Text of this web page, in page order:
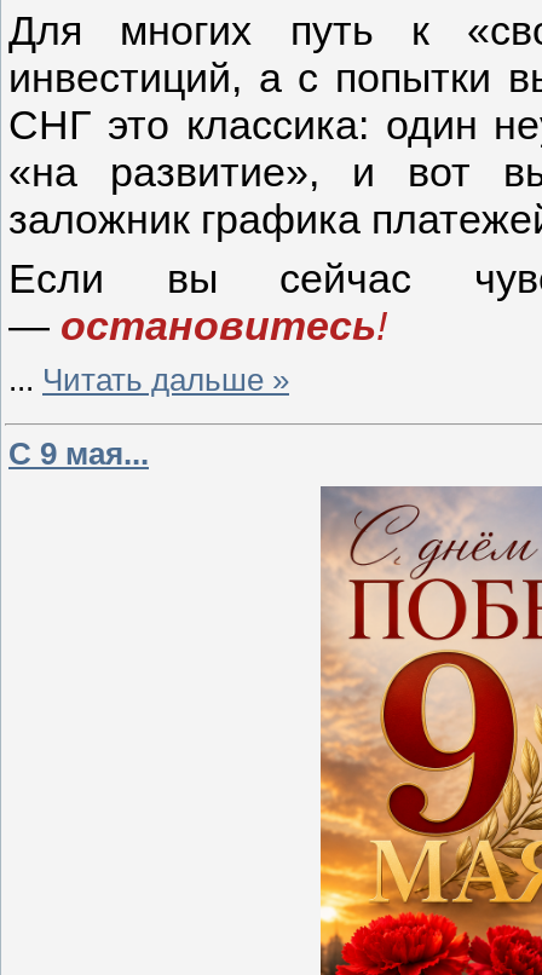
Для многих путь к
инвестиций, а с попытки
СНГ это классика: один
«на развитие», и вот
заложник графика
Если вы сейчас
— остановитесь!
... Читать дальше »
С 9 мая...